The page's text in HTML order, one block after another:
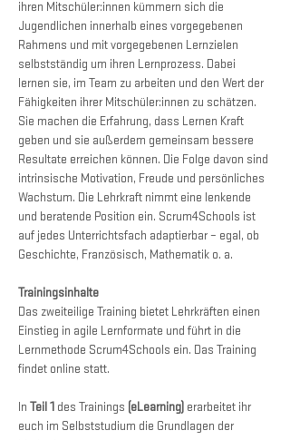
ihren Mitschüler:innen kümmern sich die
Jugendlichen innerhalb eines vorgegebenen
Rahmens und mit vorgegebenen Lernzielen
selbstständig um ihren Lernprozess. Dabei
lernen sie, im Team zu arbeiten und den Wert der
Fähigkeiten ihrer Mitschüler:innen zu schätzen.
Sie machen die Erfahrung, dass Lernen Kraft
geben und sie außerdem gemeinsam bessere
Resultate erreichen können. Die Folge davon sind
intrinsische Motivation, Freude und persönliches
Wachstum. Die Lehrkraft nimmt eine lenkende
und beratende Position ein. Scrum4Schools ist
auf jedes Unterrichtsfach adaptierbar – egal, ob
Geschichte, Französisch, Mathematik o. a.
Trainingsinhalte
Das zweiteilige Training bietet Lehrkräften einen
Einstieg in agile Lernformate und führt in die
Lernmethode Scrum4Schools ein. Das Training
findet online statt.
In Teil 1 des Trainings (eLearning) erarbeitet ihr
euch im Selbststudium die Grundlagen der